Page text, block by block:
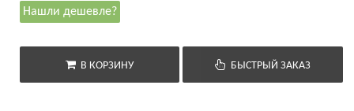
Нашли дешевле?
В КОРЗИНУ БЫСТРЫЙ ЗАКАЗ